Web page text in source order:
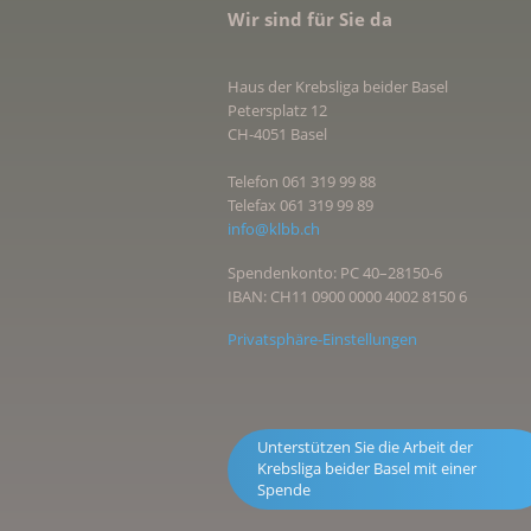
Wir sind für Sie da
Haus der Krebsliga beider Basel
Petersplatz 12
CH-4051 Basel
Telefon 061 319 99 88
Telefax 061 319 99 89
info@klbb.ch
Spendenkonto: PC 40–28150-6
IBAN: CH11 0900 0000 4002 8150 6
Privatsphäre-Einstellungen
Unterstützen Sie die Arbeit der
Krebsliga beider Basel mit einer
Spende